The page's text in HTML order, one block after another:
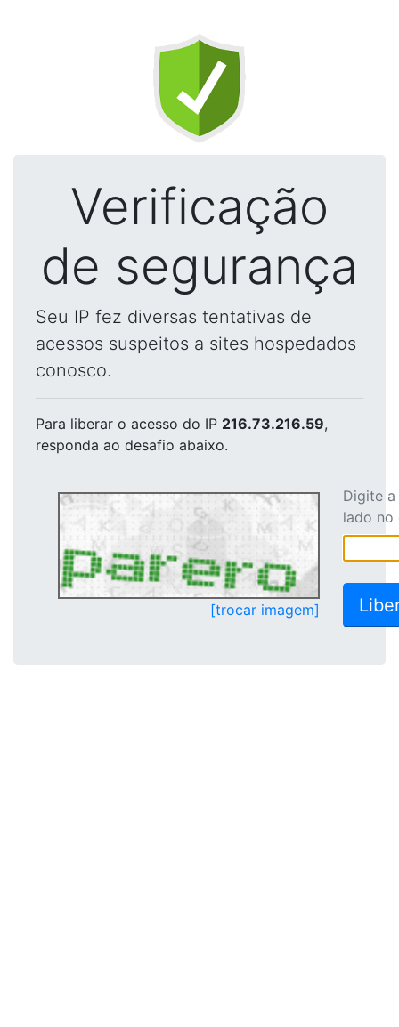
Verificação
de segurança
Seu IP fez diversas tentativas de
acessos suspeitos a sites hospedados
conosco.
Para liberar o acesso do IP 216.73.216.59,
responda ao desafio abaixo.
[trocar imagem]
Digite
lado no